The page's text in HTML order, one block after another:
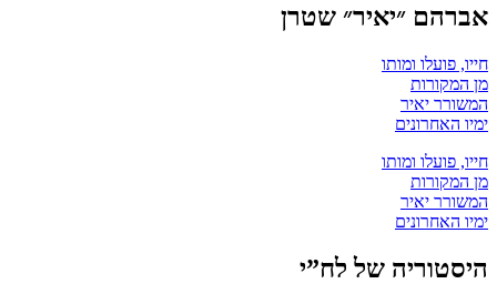
אברהם ״יאיר״ שטרן
חייו, פועלו ומותו
מן המקורות
המשורר יאיר
ימיו האחרונים
חייו, פועלו ומותו
מן המקורות
המשורר יאיר
ימיו האחרונים
היסטוריה של לח”י